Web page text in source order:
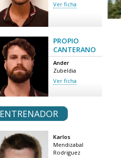
Ver ficha
PROPIO
CANTERANO
Ander
Zubeldia
Ver ficha
ENTRENADOR
Karlos
Mendizabal
Rodriguez